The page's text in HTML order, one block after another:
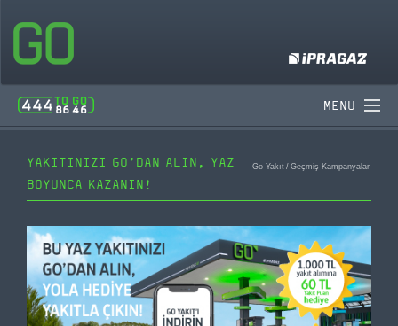
MENU
Go Yakıt / Geçmiş Kampanyalar
YAKITINIZI GO’DAN ALIN, YAZ
BOYUNCA KAZANIN!